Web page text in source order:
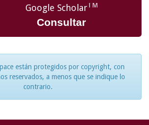
Google ScholarTM
Consultar
están protegidos por copyright, con
reservados, a menos que se indique lo
contrario.